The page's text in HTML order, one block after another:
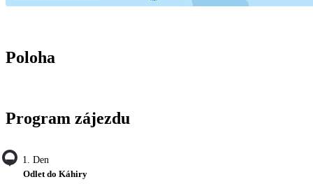
Poloha
Program zájezdu
1. Den
Odlet do Káhiry